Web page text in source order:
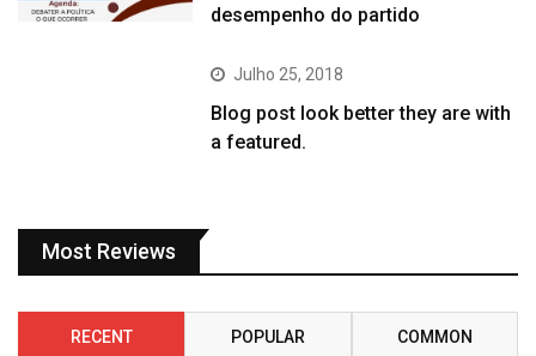
desempenho do partido
Julho 25, 2018
Blog post look better they are with
a featured.
Most Reviews
RECENT POPULAR COMMON